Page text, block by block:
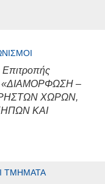
Επιτροπής
«ΔΙΑΜΟΡΦΩΣΗ –
ΧΩΡΩΝ,
ΚΑΙ
ΤΜΉΜΑΤΑ